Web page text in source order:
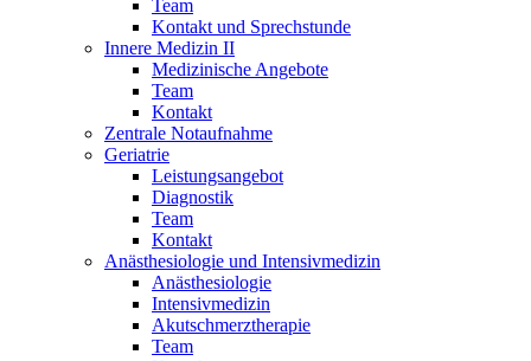
Team
Kontakt und Sprechstunde
Innere Medizin II
Medizinische Angebote
Team
Kontakt
Zentrale Notaufnahme
Geriatrie
Leistungsangebot
Diagnostik
Team
Kontakt
Anästhesiologie und Intensivmedizin
Anästhesiologie
Intensivmedizin
Akutschmerztherapie
Team